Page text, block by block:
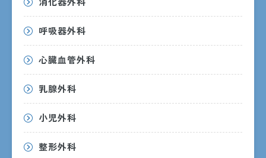
呼吸器外科
心臓血管外科
乳腺外科
小児外科
整形外科
月曜日〜金曜日
ただし、受付・診療時間は診療科ごとに異なるため、詳しく
は各診療科までお問い合わせください。